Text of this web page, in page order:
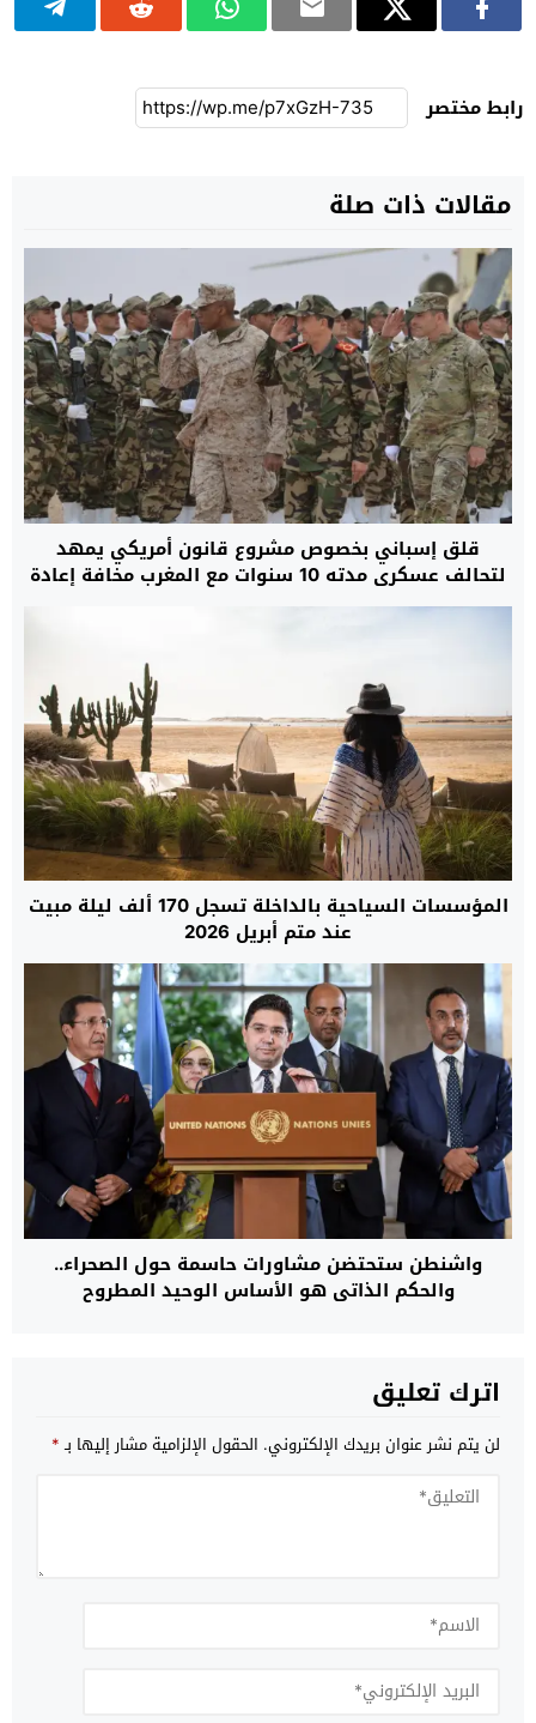
رابط مختصر
مقالات ذات صلة
قلق إسباني بخصوص مشروع قانون أمريكي يمهد
لتحالف عسكري مدته 10 سنوات مع المغرب مخافة إعادة
رسم موازين القوة بمنطقة غرب المتوسط
المؤسسات السياحية بالداخلة تسجل 170 ألف ليلة مبيت
عند متم أبريل 2026
واشنطن ستحتضن مشاورات حاسمة حول الصحراء..
والحكم الذاتي هو الأساس الوحيد المطروح
اترك تعليق
لن يتم نشر عنوان بريدك الإلكتروني. الحقول الإلزامية مشار إليها بـ*